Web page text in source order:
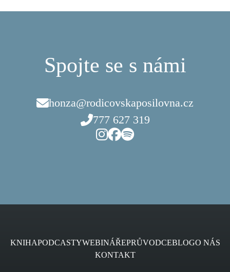
Spojte se s námi
honza@rodicovskaposilovna.cz
777 627 319
KNIHAPODCASTYWEBINÁŘEPRŮVODCEBLOGO NÁS
KONTAKT